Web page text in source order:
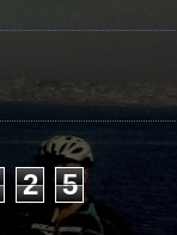
2 5